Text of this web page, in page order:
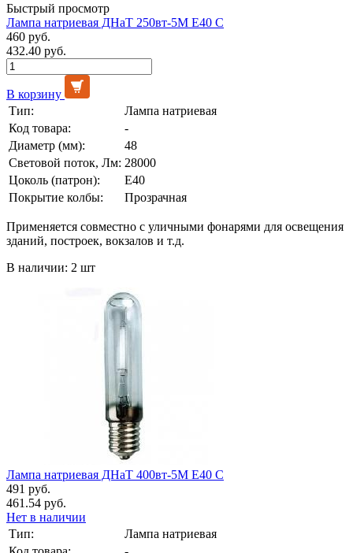
Быстрый просмотр
Лампа натриевая ДНаТ 250вт-5М E40 С
460 руб.
432.40 руб.
В корзину
Тип:
Лампа натриевая
Код товара:
-
Диаметр (мм):
48
Световой поток, Лм: 28000
Цоколь (патрон):
E40
Покрытие колбы:
Прозрачная
Применяется совместно с уличными фонарями для освещения
зданий, построек, вокзалов и т.д.
В наличии: 2 шт
Лампа натриевая ДНаТ 400вт-5М Е40 С
491 руб.
461.54 руб.
Нет в наличии
Тип:
Лампа натриевая